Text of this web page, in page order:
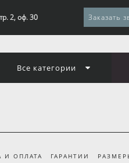
2, оф. 30 Заказать
Все категории
И ОПЛАТА ГАРАНТИИ